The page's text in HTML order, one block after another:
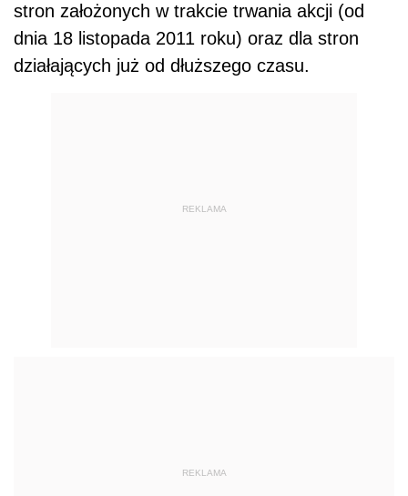
stron założonych w trakcie trwania akcji (od
dnia 18 listopada 2011 roku) oraz dla stron
działających już od dłuższego czasu.
REKLAMA
REKLAMA